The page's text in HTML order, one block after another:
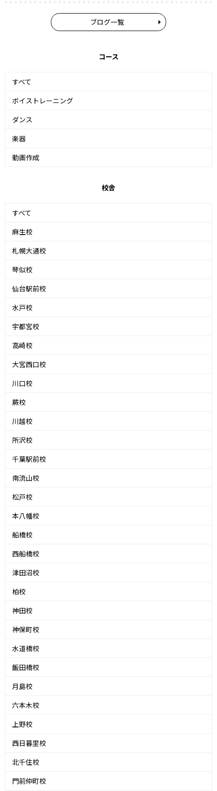
ブログ一覧
コース
すべて
ボイストレーニング
ダンス
楽器
動画作成
校舎
すべて
麻生校
札幌大通校
琴似校
仙台駅前校
水戸校
宇都宮校
高崎校
大宮西口校
川口校
蕨校
川越校
所沢校
千葉駅前校
南流山校
松戸校
本八幡校
船橋校
西船橋校
津田沼校
柏校
神田校
神保町校
水道橋校
飯田橋校
月島校
六本木校
上野校
西日暮里校
北千住校
門前仲町校